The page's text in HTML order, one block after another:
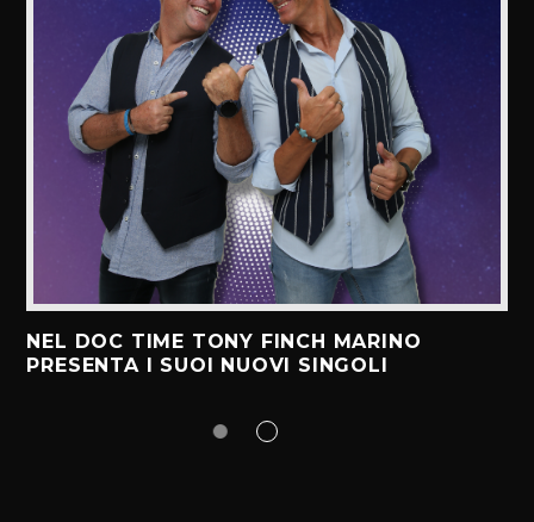
NEL DOC TIME TONY FINCH MARINO
PRESENTA I SUOI NUOVI SINGOLI